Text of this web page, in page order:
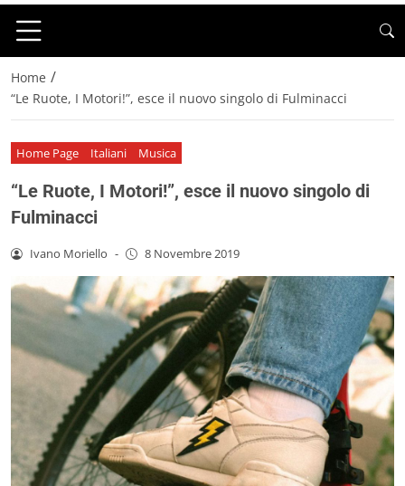
Home /
“Le Ruote, I Motori!”, esce il nuovo singolo di Fulminacci
Home Page Italiani Musica
“Le Ruote, I Motori!”, esce il nuovo singolo di
Fulminacci
Ivano Moriello - 8 Novembre 2019